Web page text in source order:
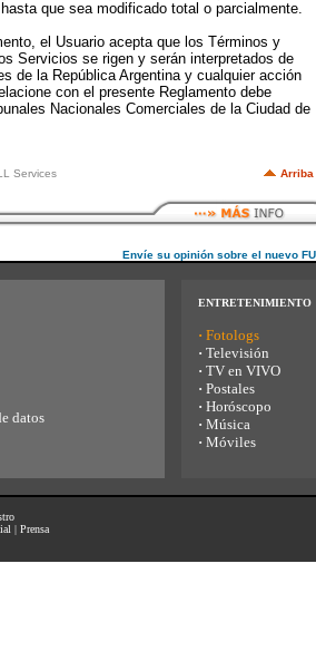
que sea modificado total o parcialmente.
el Usuario acepta que los Términos y
Servicios se rigen y serán interpretados de
de la República Argentina y cualquier acción
con el presente Reglamento debe
Nacionales Comerciales de la Ciudad de
Services Arriba
Envíe su opinión sobre el nuevo
datos
ENTRETENIMIENTO
· Fotologs
· Televisión
· TV en VIVO
· Postales
· Horóscopo
· Música
· Móviles
| Prensa